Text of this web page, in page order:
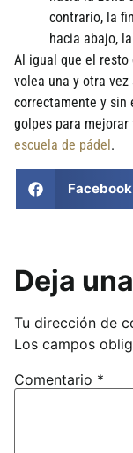
contrario, la
hacia abajo,
Al igual que el resto
volea una y otra
correctamente y sin
golpes para
escuela de pádel .
Facebook
Deja
Tu dirección de
Los campos
Comentario *